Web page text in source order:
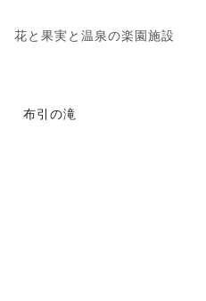
花と果実と温泉の楽園施設
布引の滝